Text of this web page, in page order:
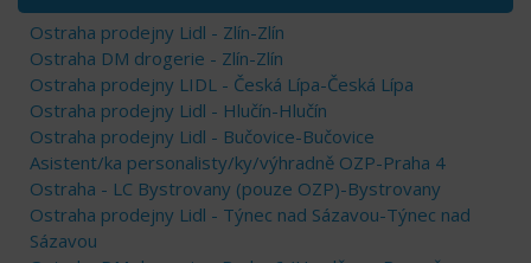
Ostraha prodejny Lidl - Zlín-Zlín
Ostraha DM drogerie - Zlín-Zlín
Ostraha prodejny LIDL - Česká Lípa-Česká Lípa
Ostraha prodejny Lidl - Hlučín-Hlučín
Ostraha prodejny Lidl - Bučovice-Bučovice
Asistent/ka personalisty/ky/výhradně OZP-Praha 4
Ostraha - LC Bystrovany (pouze OZP)-Bystrovany
Ostraha prodejny Lidl - Týnec nad Sázavou-Týnec nad
Sázavou